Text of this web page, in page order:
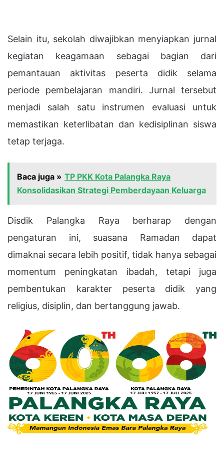
Selain itu, sekolah diwajibkan menyiapkan jurnal
kegiatan keagamaan sebagai bagian dari
pemantauan aktivitas peserta didik selama
periode pembelajaran mandiri. Jurnal tersebut
menjadi salah satu instrumen evaluasi untuk
memastikan keterlibatan dan kedisiplinan siswa
tetap terjaga.
Baca juga » TP PKK Kota Palangka Raya
Konsolidasikan Strategi Pemberdayaan Keluarga
Disdik Palangka Raya berharap dengan
pengaturan ini, suasana Ramadan dapat
dimaknai secara lebih positif, tidak hanya sebagai
momentum peningkatan ibadah, tetapi juga
pembentukan karakter peserta didik yang
religius, disiplin, dan bertanggung jawab.